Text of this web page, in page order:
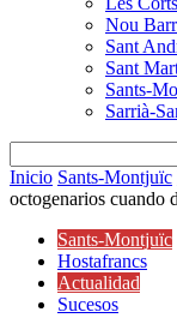
Nou
Sant
Sant
Sants-
Sarrià-
Inicio Sants-Montjuïc
octogenarios cuando
Sants-Montjuïc
Hostafrancs
Actualidad
Sucesos